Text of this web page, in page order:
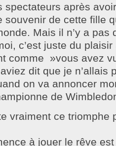
spectateurs après
souvenir de cette fille
Mais il n’y a pas
c’est juste du plaisir
comme »vous avez
dit que je n’allais
on va annoncer
de
vraiment ce triomphe
à jouer le rêve